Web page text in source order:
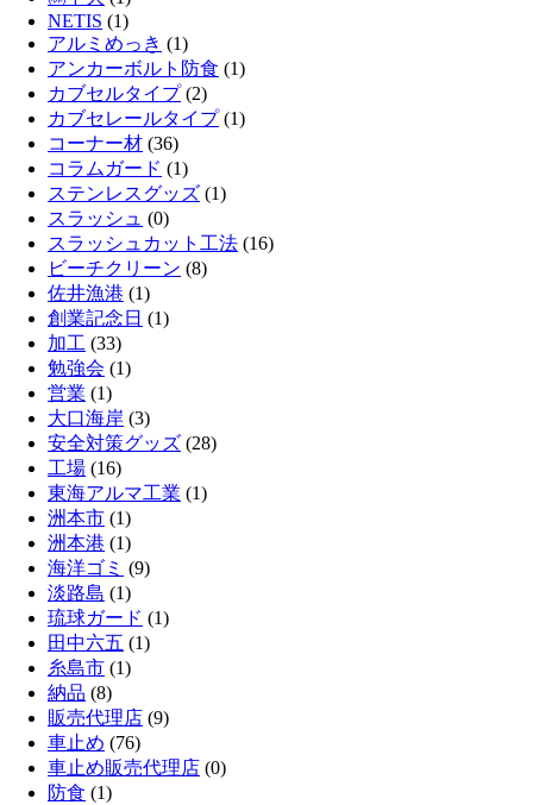
NETIS (1)
アルミめっき (1)
アンカーボルト防食 (1)
カブセルタイプ(2)
カブセレールタイプ(1)
コーナー材 (36)
コラムガード (1)
ステンレスグッズ (1)
スラッシュ (0)
スラッシュカット工法 (16)
ビーチクリーン (8)
佐井漁港 (1)
創業記念日 (1)
加工 (33)
勉強会 (1)
営業 (1)
大口海岸 (3)
安全対策グッズ (28)
工場 (16)
東海アルマ工業 (1)
洲本市 (1)
洲本港 (1)
海洋ゴミ (9)
淡路島 (1)
琉球ガード (1)
田中六五 (1)
糸島市 (1)
納品 (8)
販売代理店 (9)
車止め (76)
車止め販売代理店 (0)
防食 (1)